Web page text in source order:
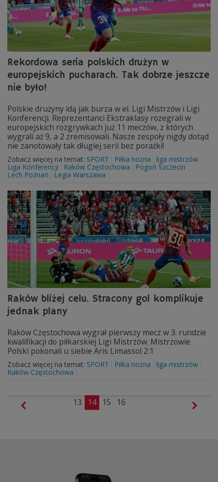
Rekordowa seria polskich drużyn w
europejskich pucharach. Tak dobrze jeszcze
nie było!
Polskie drużyny idą jak burza w el. Ligi Mistrzów i Ligi
Konferencji. Reprezentanci Ekstraklasy rozegrali w
europejskich rozgrywkach już 11 meczów, z których
wygrali aż 9, a 2 zremisowali. Nasze zespoły nigdy dotąd
nie zanotowały tak długiej serii bez porażki!
Zobacz więcej na temat: SPORT Piłka nożna
liga mistrzów
Liga Konferencji
Raków Częstochowa
Pogoń Szczecin
Lech Poznań
Legia Warszawa
Raków bliżej celu. Stracony gol komplikuje
jednak plany
Raków Częstochowa wygrał pierwszy mecz w 3. rundzie
kwalifikacji do piłkarskiej Ligi Mistrzów. Mistrzowie
Polski pokonali u siebie Aris Limassol 2:1
Zobacz więcej na temat: SPORT Piłka nożna
liga mistrzów
Raków Częstochowa
13 14 15 16